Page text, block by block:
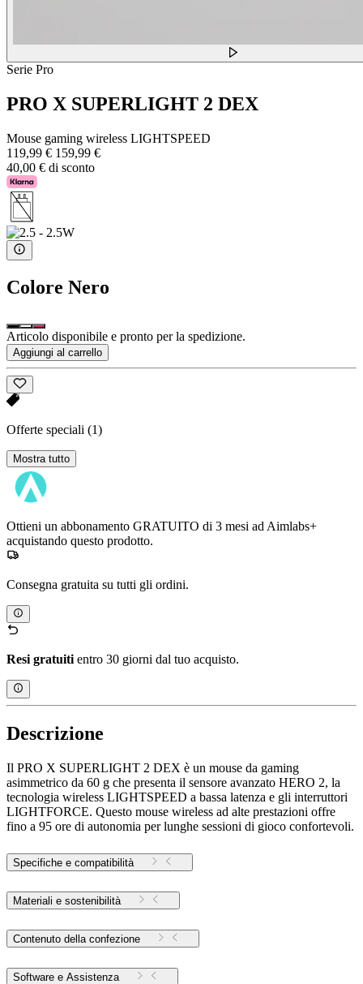
Serie Pro
PRO X SUPERLIGHT 2 DEX
Mouse gaming wireless LIGHTSPEED
119,99 € 159,99 €
40,00 € di sconto
Colore Nero
Articolo disponibile e pronto per la spedizione.
Aggiungi al carrello
Offerte speciali (1)
Mostra tutto
Ottieni un abbonamento GRATUITO di 3 mesi ad Aimlabs+
acquistando questo prodotto.
Consegna gratuita su tutti gli ordini.
Resi gratuitientro 30 giorni dal tuo acquisto.
Descrizione
Il PRO X SUPERLIGHT 2 DEX è un mouse da gaming
asimmetrico da 60 g che presenta il sensore avanzato HERO 2, la
tecnologia wireless LIGHTSPEED a bassa latenza e gli interruttori
LIGHTFORCE. Questo mouse wireless ad alte prestazioni offre
fino a 95 ore di autonomia per lunghe sessioni di gioco confortevoli.
Specifiche e compatibilità
Materiali e sostenibilità
Contenuto della confezione
Software e Assistenza